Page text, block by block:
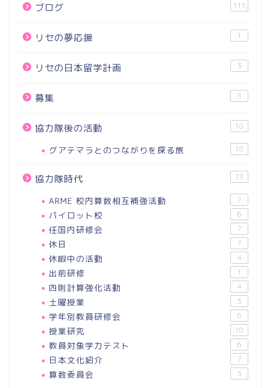
ブログ 115
リセの夢応援 1
リセの日本留学計画 3
募集 8
協力隊後の活動 18
グアテマラとのつながりを探る旅 18
協力隊時代 73
ARME 校内算数相互補強活動 7
パイロット校 6
任国内研修会 7
休日 7
休暇中の活動 4
出前研修 1
四則計算強化活動 4
土曜授業 3
学年別教員研修会 6
授業研究 10
教員対象学力テスト 6
日本文化紹介 7
算数委員会 5